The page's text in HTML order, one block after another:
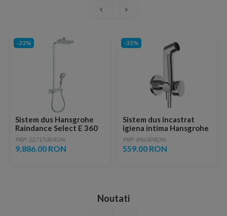
-23%
Sistem dus Hansgrohe
Raindance Select E 360
crom 1 jet ST cu baterie
dus termostatata
PRP: 12,717.00 RON
9,886.00 RON
-35%
Sistem dus incastrat
igiena intima Hansgrohe
S EcoSmart crom lucios
PRP: 856.00 RON
559.00 RON
Noutati